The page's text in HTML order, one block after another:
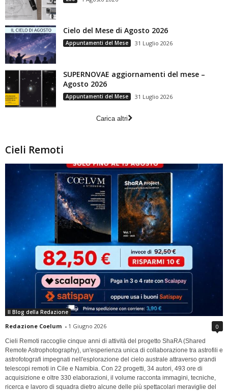
Cielo del Mese di Agosto 2026
Appuntamenti del Mese 31 Luglio 2026
SUPERNOVAE aggiornamenti del mese –
Agosto 2026
Appuntamenti del Mese 31 Luglio 2026
Carica altri
Cieli Remoti
Il Blog della Redazione
Redazione Coelum - 1 Giugno 2026 0
Cieli Remoti raccoglie cinque anni di attività del progetto ShaRA (Shared
Remote Astrophotography), un'esperienza unica di collaborazione tra astrofili e
astrofotografi impegnati nell'esplorazione del cielo australe attraverso grandi
telescopi remoti in Cile e Namibia. Con 22 progetti, 34 autori, 493 ore di
acquisizione e oltre 330 elaborazioni, il volume racconta immagini, tecniche,
ricerca e lavoro di squadra dietro alcune delle più spettacolari meraviglie del